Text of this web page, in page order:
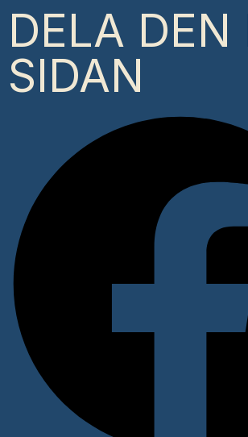
DELA DEN
SIDAN